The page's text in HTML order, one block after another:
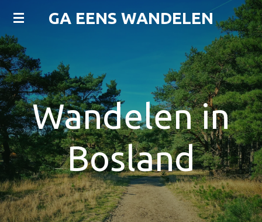
Ga
naar
de
hoofdinhoud
GA EENS WANDELEN
Wandelen in
Bosland